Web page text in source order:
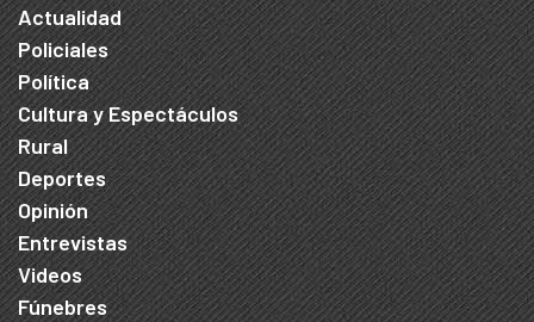
Actualidad
Policiales
Política
Cultura y Espectáculos
Rural
Deportes
Opinión
Entrevistas
Videos
Fúnebres